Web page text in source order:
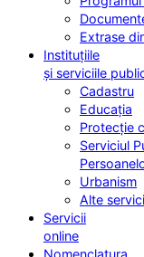
Extrase
Instituțiile
și serviciile
Cadastru
Educația
Protecție
Serviciul
Urbanism
Alte
Servicii
online
Nomenclatura